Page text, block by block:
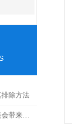
除方法
拉力试验机不正确的安装会带来哪些误差？